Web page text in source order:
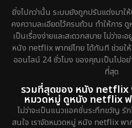
ยิ่งไปกว่านั้น ระบบยังถูกปรับแต่งมาใ
คงความละเอียดไว้ครบถ้วน ทำให้กา
เป็นเรื่องง่ายและสะดวกสบาย ไม่ว่าจะ
หนัง netflix พากย์ไทย ได้ทันที ช่วยใ
ออนไลน์ 24 ชั่วโมง ของคุณเป็นไปอย่
ที่สุด
รวมที่สุดของ หนัง netflix
หมวดหมู่ ดูหนัง netflix ฟ
ไม่ว่าจะเป็นแนวแอคชั่นระทึกขวัญ รั
สนใจ เราจัดหมวดหมู่ หนัง netflix พา